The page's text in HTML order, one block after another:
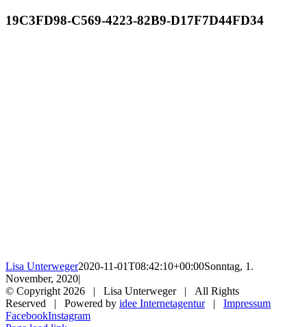
19C3FD98-C569-4223-82B9-D17F7D44FD34
Lisa Unterweger2020-11-01T08:42:10+00:00Sonntag, 1.
November, 2020|
© Copyright2026 | Lisa Unterweger | All Rights
Reserved | Powered by idee Internetagentur| Impressum
FacebookInstagram